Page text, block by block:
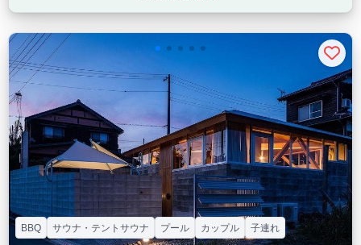
BBQ サウナ・テントサウナ プール カップル 子連れ